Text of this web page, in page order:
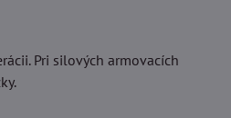
Pri silových armovacích